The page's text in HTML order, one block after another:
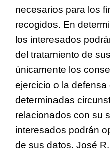
necesarios para los
recogidos. En
los interesados
del tratamiento de
únicamente los
ejercicio o la
determinadas
relacionados con su
interesados podrán
de sus datos. José